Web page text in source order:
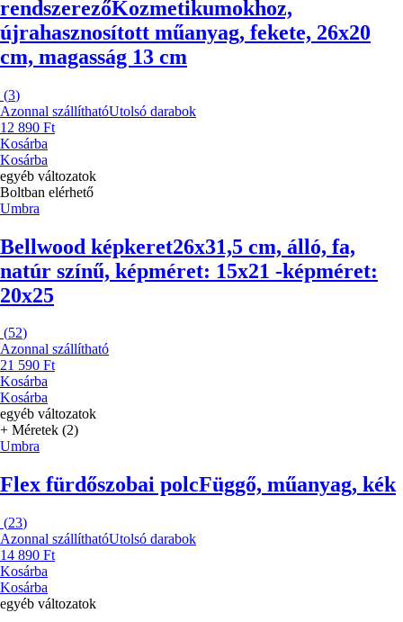
rendszerezőKozmetikumokhoz,
újrahasznosított műanyag, fekete, 26x20
cm, magasság 13 cm
(3)
Azonnal szállíthatóUtolsó darabok
12 890 Ft
Kosárba
Kosárba
egyéb változatok
Boltban elérhető
Umbra
Bellwood képkeret26x31,5 cm, álló, fa,
natúr színű, képméret: 15x21 -képméret:
20x25
(52)
Azonnal szállítható
21 590 Ft
Kosárba
Kosárba
egyéb változatok
+ Méretek (2)
Umbra
Flex fürdőszobai polcFüggő, műanyag, kék
(23)
Azonnal szállíthatóUtolsó darabok
14 890 Ft
Kosárba
Kosárba
egyéb változatok